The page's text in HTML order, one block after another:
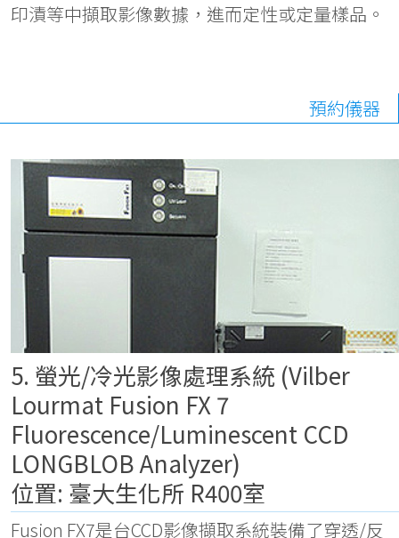
印漬等中擷取影像數據，進而定性或定量樣品。
預約儀器
5. 螢光/冷光影像處理系統 (Vilber
Lourmat Fusion FX 7
Fluorescence/Luminescent CCD
LONGBLOB Analyzer)
位置: 臺大生化所 R400室
Fusion FX7是台CCD影像擷取系統裝備了穿透/反